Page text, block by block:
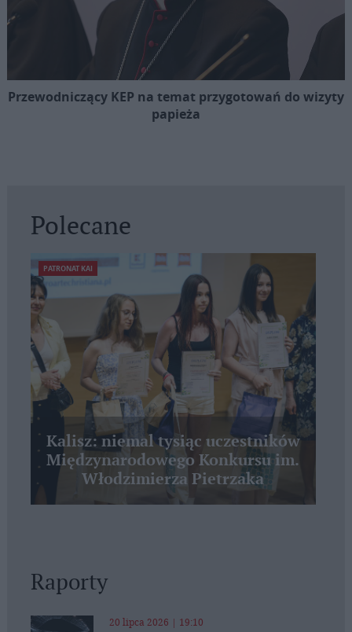
Przewodniczący KEP na temat przygotowań do wizyty
papieża
Polecane
PATRONAT KAI
Kalisz: niemal tysiąc uczestników
Międzynarodowego Konkursu im.
Włodzimierza Pietrzaka
Raporty
20 lipca 2026 | 19:10